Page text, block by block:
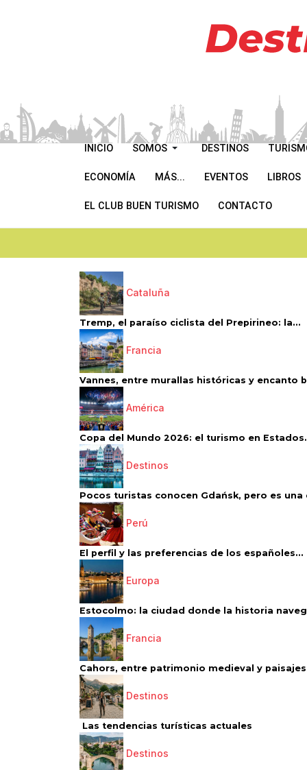
INICIO SOMOS DESTINOS
ECONOMÍA MÁS... EVENTOS LIBROS
EL CLUB BUEN TURISMO CONTACTO
Cataluña
Tremp, el paraíso ciclista del Prepirineo: la...
Francia
Vannes, entre murallas históricas y encanto
América
Copa del Mundo 2026: el turismo en
Destinos
Pocos turistas conocen Gdańsk, pero es una
Perú
El perfil y las preferencias de los españoles...
Europa
Estocolmo: la ciudad donde la historia
Francia
Cahors, entre patrimonio medieval y paisajes
Destinos
Las tendencias turísticas actuales
Destinos